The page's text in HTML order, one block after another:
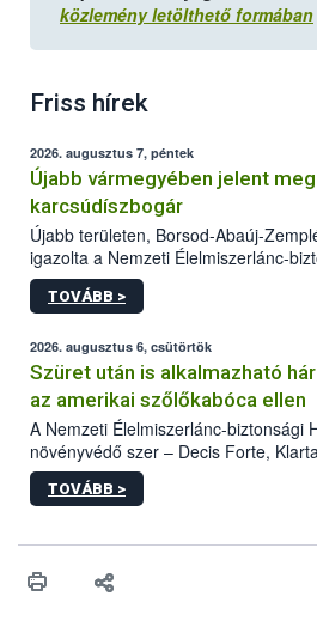
közlemény letölthető formában
Friss hírek
2026. augusztus 7, péntek
Újabb vármegyében jelent
karcsúdíszbogár
Újabb területen, Borsod-Abaúj-
igazolta a Nemzeti Élelmiszerlánc-
kőrisrontó karcsúdíszbogár (Agrilus
kártevőt nem csak színcsapdában
az intenzív felderítést, emellett az
hatósággal is összehangolják a
TOVÁBB >
2026. augusztus 6, csütörtök
Szüret után is alkalmazható
az amerikai szőlőkabóca ellen
A Nemzeti Élelmiszerlánc-biztonsági
növényvédő szer – Decis Forte,
engedélyokiratát módosította, így
egészen a vesszőérettség (BBCH 91)
érésű szőlőkben is legyen lehetőség
felhasználók számára is elérhető és
TOVÁBB >